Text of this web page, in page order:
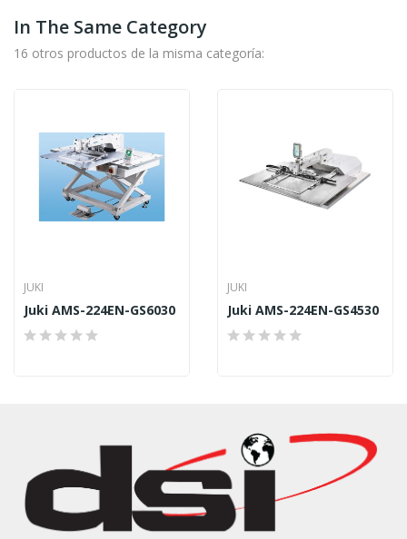
In The Same Category
16 otros productos de la misma categoría:
JUKI
Juki AMS-224EN-GS6030
JUKI
Juki AMS-224EN-GS4530